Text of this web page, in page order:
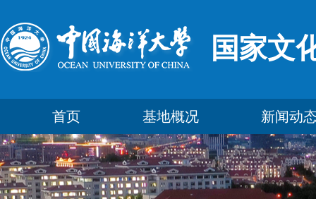
国家文
首页 基地概况 新闻动